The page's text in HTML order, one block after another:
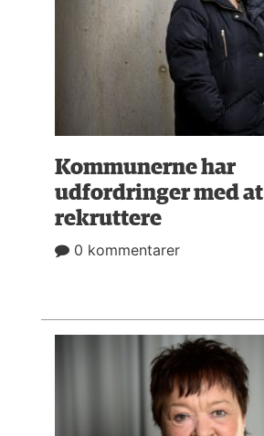
Kommunerne har
udfordringer med at
rekruttere
0 kommentarer